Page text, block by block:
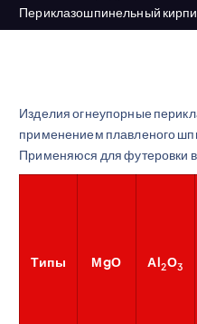
Периклазошпинельный
Изделия огнеупорные
применением плавленого
Применяюся для футеровки
Типы МgО Аl2О3